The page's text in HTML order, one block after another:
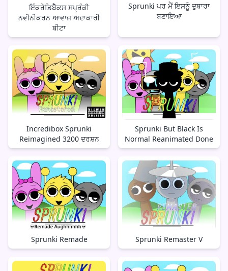
ਇੰਕਰੇਡਿਬੋੈਕਸ ਸਪ੍ਰੰਕੀ
ਨਵੀਨੀਕਰਨ ਆਵਾਜ਼ ਅਦਾਕਾਰੀ
ਬੀਟਾ
Sprunki ਪਰ ਮੈਂ ਇਸਨੂੰ ਦੁਬਾਰਾ
ਬਣਾਇਆ
Incredibox Sprunki
Reimagined 3200 ਦਰਸ਼ਨ
Sprunki But Black Is
Normal Reanimated Done
Sprunki Remade Sprunki Remaster V